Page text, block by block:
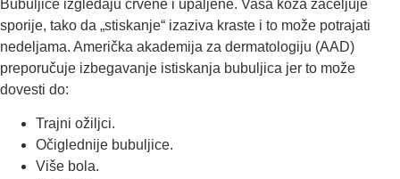
Bubulјice izgledaju crvene i upalјene. Vaša koža zacelјuje
sporije, tako da „stiskanje“ izaziva kraste i to može potrajati
nedelјama. Američka akademija za dermatologiju (AAD)
preporučuje izbegavanje istiskanja bubulјica jer to može
dovesti do:
Trajni ožilјci.
Očiglednije bubulјice.
Više bola.